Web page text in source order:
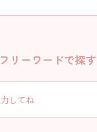
フリーワードで探す